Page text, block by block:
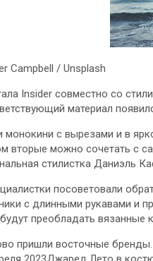
Campbell / Unsplash
Insider совместно со
материал
монокини с вырезами и в
вторые можно сочетать с
стилистка Даниэль
посоветовали
с длинными рукавами и
преобладать вязанные
пришли восточные